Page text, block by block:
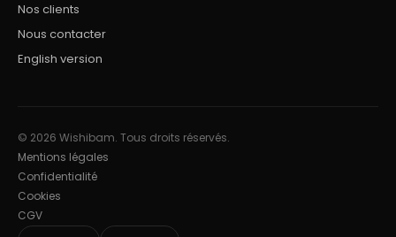
Nos clients
Nous contacter
English version
© 2026 Wishibam. Tous droits réservés.
Mentions légales
Confidentialité
Cookies
CGV